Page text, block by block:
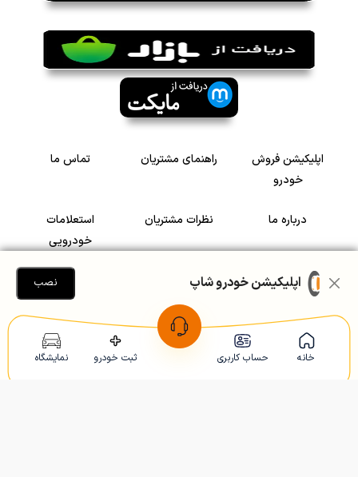
خانه حساب کاربری ثبت خودرو نمایشگاه
اپلیکیشن فروش
خودرو
راهنمای مشتریان تماس ما
درباره ما نظرات مشتریان
استعلامات
خودرویی
سرمایه گذاری در
رضایت مشتریان
Copyright © 2005-2026 Khodroshop.ir
اپلیکیشن خودرو شاپ نصب